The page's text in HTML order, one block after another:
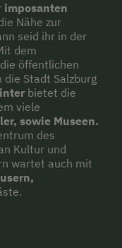
imposanten
Nähe zur
seid ihr in der
dem
öffentlichen
Stadt Salzburg
bietet die
viele
sowie Museen.
des
Kultur und
wartet auch mit